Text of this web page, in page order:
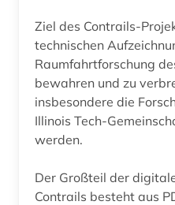
Ziel des Contrails-
technischen
Raumfahrtforschung
bewahren und zu
insbesondere die
Illinois Tech-
werden.
Der Großteil der
Contrails besteht aus